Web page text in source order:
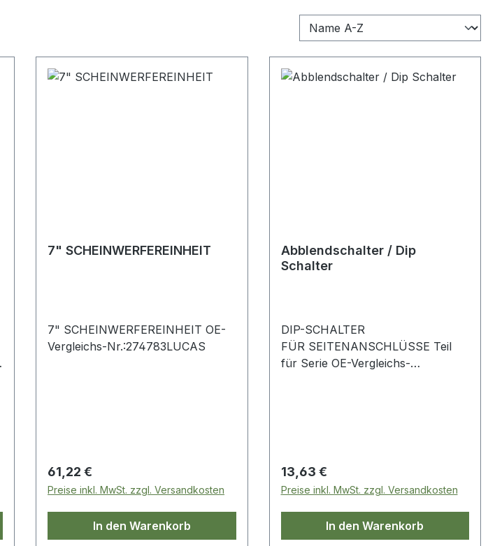
7" SCHEINWERFEREINHEIT
7" SCHEINWERFEREINHEIT OE-
Vergleichs-Nr.:274783LUCAS
Regulärer Preis:
61,22 €
Preise inkl. MwSt. zzgl. Versandkosten
In den Warenkorb
Abblendschalter / Dip
Schalter
DIP-SCHALTER
FÜR SEITENANSCHLÜSSE Teil
für Serie OE-Vergleichs-
Regulärer Preis:
13,63 €
Preise inkl. MwSt. zzgl. Versandkosten
In den Warenkorb